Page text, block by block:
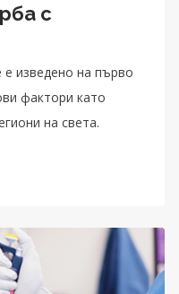
с
е изведено на първо
фактори като
на света.